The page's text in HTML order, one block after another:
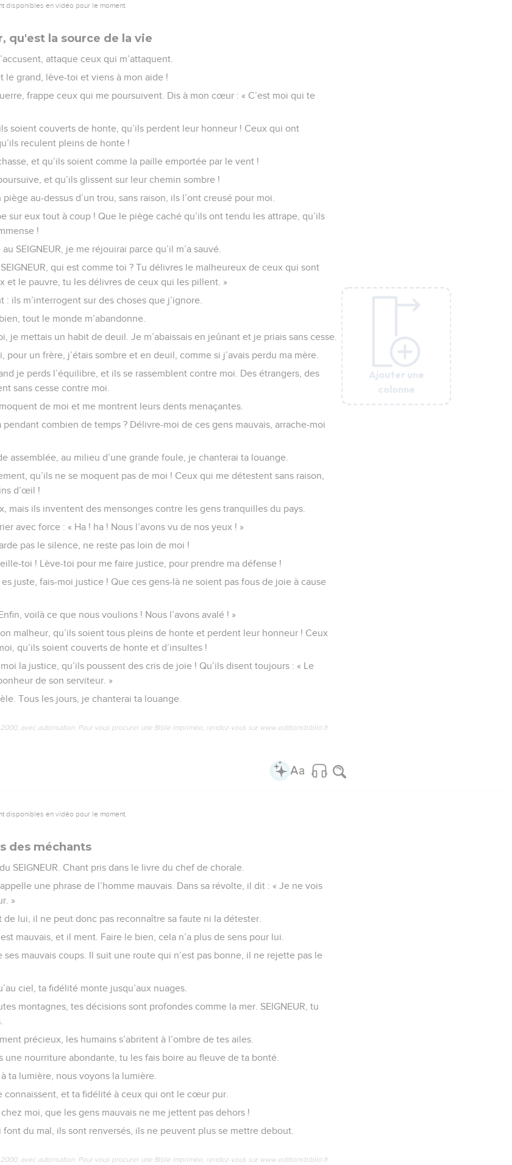
Ajouter une
colonne
Ajouter une
colonne
disponibles en vidéo pour le moment.
qu'est la source de la vie
attaque ceux qui m’attaquent.
le grand, lève-toi et viens à mon aide !
frappe ceux qui me poursuivent. Dis à mon cœur : « C’est moi qui te
soient couverts de honte, qu’ils perdent leur honneur ! Ceux qui ont
reculent pleins de honte !
et qu’ils soient comme la paille emportée par le vent !
et qu’ils glissent sur leur chemin sombre !
au-dessus d’un trou, sans raison, ils l’ont creusé pour moi.
sur eux tout à coup ! Que le piège caché qu’ils ont tendu les attrape, qu’ils
!
SEIGNEUR, je me réjouirai parce qu’il m’a sauvé.
qui est comme toi ? Tu délivres le malheureux de ceux qui sont
et le pauvre, tu les délivres de ceux qui les pillent. »
ils m’interrogent sur des choses que j’ignore.
tout le monde m’abandonne.
je mettais un habit de deuil. Je m’abaissais en jeûnant et je priais sans cesse.
pour un frère, j’étais sombre et en deuil, comme si j’avais perdu ma mère.
je perds l’équilibre, et ils se rassemblent contre moi. Des étrangers, des
sans cesse contre moi.
de moi et me montrent leurs dents menaçantes.
pendant combien de temps ? Délivre-moi de ces gens mauvais, arrache-moi
assemblée, au milieu d’une grande foule, je chanterai ta louange.
qu’ils ne se moquent pas de moi ! Ceux qui me détestent sans raison,
d’œil !
mais ils inventent des mensonges contre les gens tranquilles du pays.
avec force : « Ha ! ha ! Nous l’avons vu de nos yeux ! »
pas le silence, ne reste pas loin de moi !
toi ! Lève-toi pour me faire justice, pour prendre ma défense !
es juste, fais-moi justice ! Que ces gens-là ne soient pas fous de joie à cause
voilà ce que nous voulions ! Nous l’avons avalé ! »
malheur, qu’ils soient tous pleins de honte et perdent leur honneur ! Ceux
qu’ils soient couverts de honte et d’insultes !
la justice, qu’ils poussent des cris de joie ! Qu’ils disent toujours : « Le
de son serviteur. »
Tous les jours, je chanterai ta louange.
avec autorisation. Pour vous procurer une Bible imprimée, rendez-vous sur www.editionsbiblio.fr
Ajouter une
colonne
disponibles en vidéo pour le moment.
des méchants
SEIGNEUR. Chant pris dans le livre du chef de chorale.
une phrase de l’homme mauvais. Dans sa révolte, il dit : « Je ne vois
»
lui, il ne peut donc pas reconnaître sa faute ni la détester.
mauvais, et il ment. Faire le bien, cela n’a plus de sens pour lui.
mauvais coups. Il suit une route qui n’est pas bonne, il ne rejette pas le
ciel, ta fidélité monte jusqu’aux nuages.
montagnes, tes décisions sont profondes comme la mer. SEIGNEUR, tu
précieux, les humains s’abritent à l’ombre de tes ailes.
une nourriture abondante, tu les fais boire au fleuve de ta bonté.
ta lumière, nous voyons la lumière.
connaissent, et ta fidélité à ceux qui ont le cœur pur.
moi, que les gens mauvais ne me jettent pas dehors !
du mal, ils sont renversés, ils ne peuvent plus se mettre debout.
avec autorisation. Pour vous procurer une Bible imprimée, rendez-vous sur www.editionsbiblio.fr
Ajouter une
colonne
Ajouter une
colonne
Ajouter une
colonne
Ajouter une
colonne